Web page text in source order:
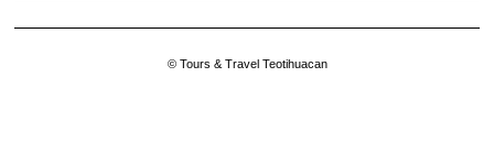
© Tours & Travel Teotihuacan